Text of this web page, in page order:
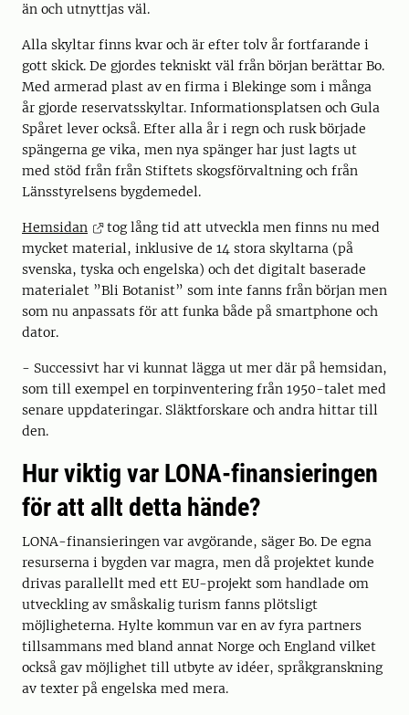
än och utnyttjas väl.
Alla skyltar finns kvar och är efter tolv år fortfarande i
gott skick. De gjordes tekniskt väl från början berättar Bo.
Med armerad plast av en firma i Blekinge som i många
år gjorde reservatsskyltar. Informationsplatsen och Gula
Spåret lever också. Efter alla år i regn och rusk började
spängerna ge vika, men nya spänger har just lagts ut
med stöd från från Stiftets skogsförvaltning och från
Länsstyrelsens bygdemedel.
Hemsidan
tog lång tid att utveckla men finns nu med
mycket material, inklusive de 14 stora skyltarna (på
svenska, tyska och engelska) och det digitalt baserade
materialet ”Bli Botanist” som inte fanns från början men
som nu anpassats för att funka både på smartphone och
dator.
- Successivt har vi kunnat lägga ut mer där på hemsidan,
som till exempel en torpinventering från 1950-talet med
senare uppdateringar. Släktforskare och andra hittar till
den.
Hur viktig var LONA-finansieringen
för att allt detta hände?
LONA-finansieringen var avgörande, säger Bo. De egna
resurserna i bygden var magra, men då projektet kunde
drivas parallellt med ett EU-projekt som handlade om
utveckling av småskalig turism fanns plötsligt
möjligheterna. Hylte kommun var en av fyra partners
tillsammans med bland annat Norge och England vilket
också gav möjlighet till utbyte av idéer, språkgranskning
av texter på engelska med mera.